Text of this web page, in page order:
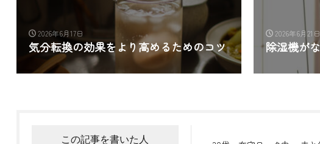
2026年6月17日
気分転換の効果をより高めるためのコツ
2026年6月21日
除湿機が
この記事を書いた人